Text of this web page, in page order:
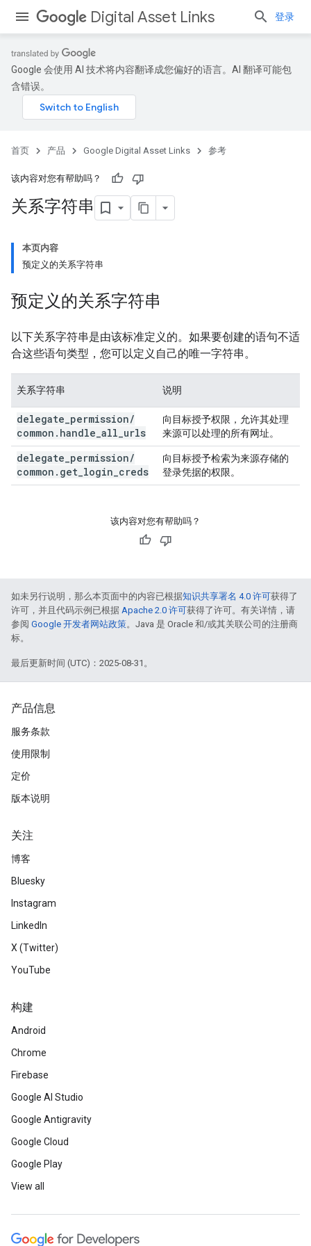
Digital Asset Links 登录
Google 会使用 AI 技术将内容翻译成您偏好的语言。AI 翻译可能包
含错误。
首页 产品 Google Digital Asset Links 参考
该内容对您有帮助吗？
关系字符串
本页内容
预定义的关系字符串
预定义的关系字符串
以下关系字符串是由该标准定义的。如果要创建的语句不适
合这些语句类型，您可以定义自己的唯一字符串。
关系字符串 说明
delegate permission/
common . handle all urls
向目标授予权限，允许其处理
来源可以处理的所有网址。
delegate permission/
common . get login creds
向目标授予检索为来源存储的
登录凭据的权限。
该内容对您有帮助吗？
如未另行说明，那么本页面中的内容已根据知识共享署名 4.0 许可获得了
许可，并且代码示例已根据 Apache 2.0 许可获得了许可。有关详情，请
参阅 Google 开发者网站政策。Java 是 Oracle 和/或其关联公司的注册商
标。
最后更新时间 (UTC)：2025-08-31。
产品信息
服务条款
使用限制
定价
版本说明
关注
博客
Bluesky
Instagram
LinkedIn
X (Twitter)
YouTube
构建
Android
Chrome
Firebase
Google AI Studio
Google Antigravity
Google Cloud
Google Play
View all